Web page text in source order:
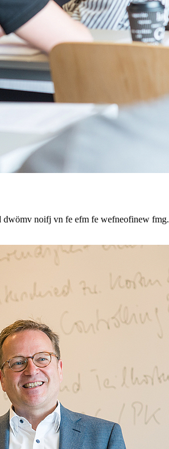
noifj vn fe efm fe wefneofinew fmg.